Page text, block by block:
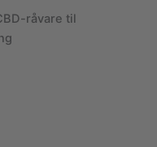
råvare til